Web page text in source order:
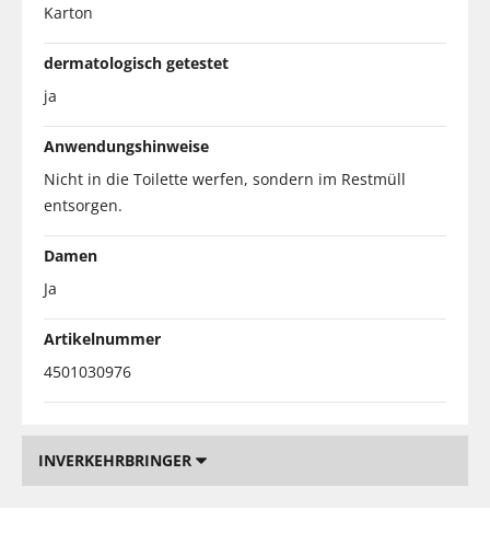
Karton
dermatologisch getestet
ja
Anwendungshinweise
Nicht in die Toilette werfen, sondern im Restmüll
entsorgen.
Damen
Ja
Artikelnummer
4501030976
INVERKEHRBRINGER